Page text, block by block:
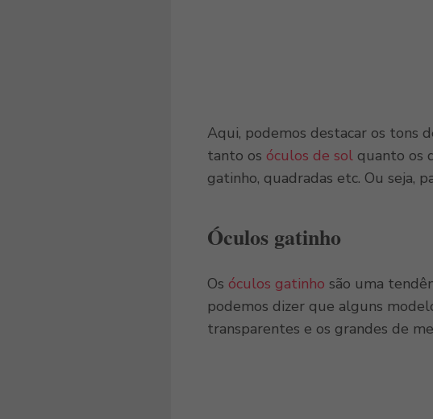
Aqui, podemos destacar os tons
tanto os óculos de solquanto os
gatinho, quadradas etc. Ou seja,
Óculos gatinho
Os óculos gatinho são uma
podemos dizer que alguns
transparentes e os grandes de